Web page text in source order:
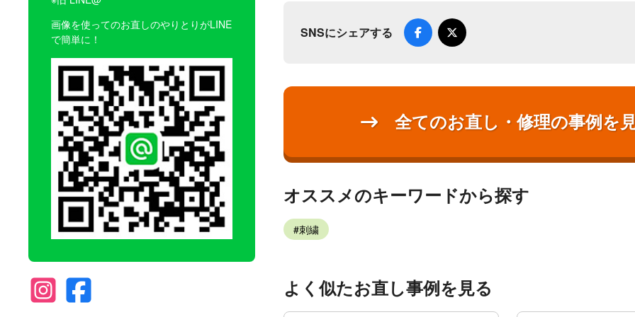
画像を使ってのお直しのやりとりがLINE
で簡単に！
SNSにシェアする
全てのお直し・修理の事例を
オススメのキーワードから探す
刺繍
よく似たお直し事例を見る